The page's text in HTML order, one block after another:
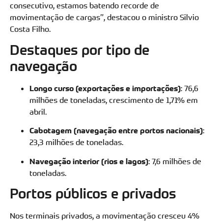
consecutivo, estamos batendo recorde de
movimentação de cargas”, destacou o ministro Silvio
Costa Filho.
Destaques por tipo de
navegação
Longo curso (exportações e importações): 76,6
milhões de toneladas, crescimento de 1,71% em
abril.
Cabotagem (navegação entre portos nacionais):
23,3 milhões de toneladas.
Navegação interior (rios e lagos): 7,6 milhões de
toneladas.
Portos públicos e privados
Nos terminais privados, a movimentação cresceu 4%